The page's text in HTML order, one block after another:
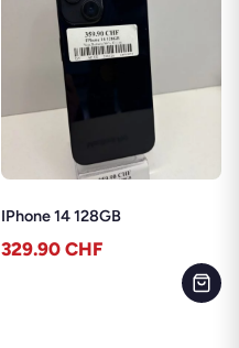
IPhone 14 128GB
329.90 CHF